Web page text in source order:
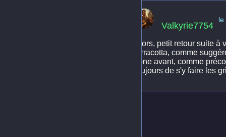
Valkyrie7754
le
Alors, petit retour suite
terracotta, comme
zone avant, comme
toujours de s'y faire les